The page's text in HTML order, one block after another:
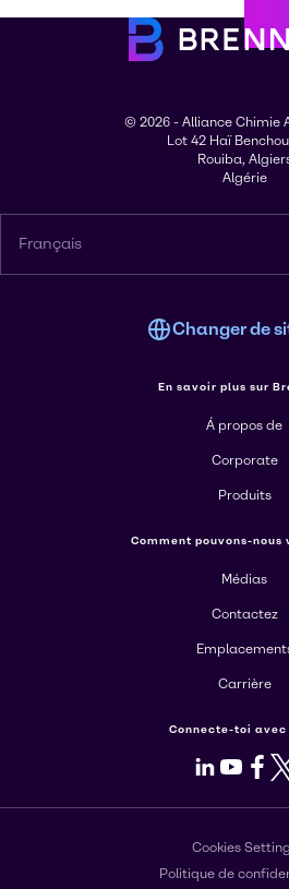
© 2026 - Alliance Chimie
Lot 42 Haï
Rouiba,
Algérie
Français
Changer de
En savoir plus sur
Á propos de
Corporate
Produits
Comment pouvons-nous
Médias
Contactez
Carrière
Connecte-toi avec
LinkedIn
Cookies
Politique de